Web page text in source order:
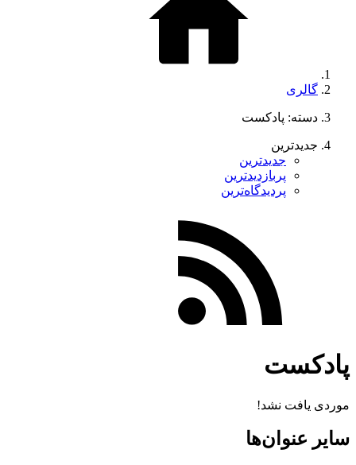
گالری
دسته: پادکست
جدیدترین
جدیدترین
پربازدیدترین
پردیدگاه‌ترین
پادکست
موردی یافت نشد!
سایر عنوان‌ها